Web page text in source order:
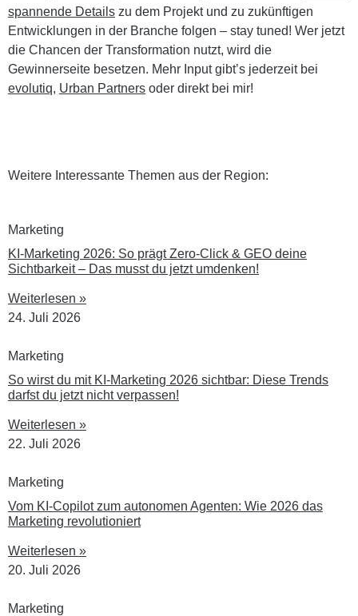
spannende Details zu dem Projekt und zu zukünftigen
Entwicklungen in der Branche folgen – stay tuned! Wer jetzt
die Chancen der Transformation nutzt, wird die
Gewinnerseite besetzen. Mehr Input gibt’s jederzeit bei
evolutiq, Urban Partners oder direkt bei mir!
Weitere Interessante Themen aus der Region:
Marketing
KI-Marketing 2026: So prägt Zero-Click & GEO deine
Sichtbarkeit – Das musst du jetzt umdenken!
Weiterlesen »
24. Juli 2026
Marketing
So wirst du mit KI-Marketing 2026 sichtbar: Diese Trends
darfst du jetzt nicht verpassen!
Weiterlesen »
22. Juli 2026
Marketing
Vom KI-Copilot zum autonomen Agenten: Wie 2026 das
Marketing revolutioniert
Weiterlesen »
20. Juli 2026
Marketing